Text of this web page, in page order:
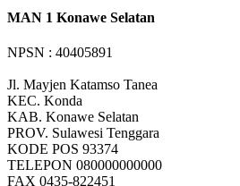
MAN 1 Konawe Selatan
NPSN : 40405891
Jl. Mayjen Katamso Tanea
KEC. Konda
KAB. Konawe Selatan
PROV. Sulawesi Tenggara
KODE POS 93374
TELEPON 080000000000
FAX 0435-822451